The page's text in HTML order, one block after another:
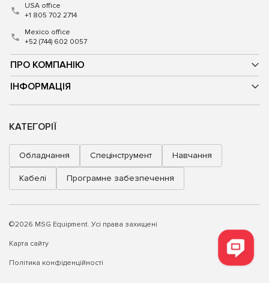
ПРО КОМПАНІЮ
ІНФОРМАЦІЯ
USA office
+1 805 702 2714
Mexico office
+52 (744) 602 0057
КАТЕГОРІЇ
Обладнання Спецінструмент Навчання
Кабелі Програмне забезпечення
©2026 MSG Equipment. Усі права захищені
Карта сайту
Політика конфіденційності